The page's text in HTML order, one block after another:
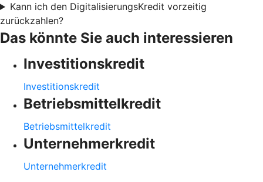
Kann ich den DigitalisierungsKredit vorzeitig
zurückzahlen?
Das könnte Sie auch interessieren
Investitionskredit
Investitionskredit
Betriebsmittelkredit
Betriebsmittelkredit
Unternehmerkredit
Unternehmerkredit